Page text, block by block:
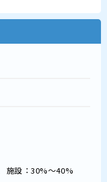
施設：30%～40%